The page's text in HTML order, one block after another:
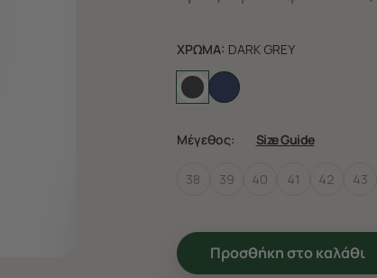
ΧΡΩΜΑ: DARK GREY
Μέγεθος: Size Guide
38 39 40 41 42 43
Προσθήκη στο καλάθι